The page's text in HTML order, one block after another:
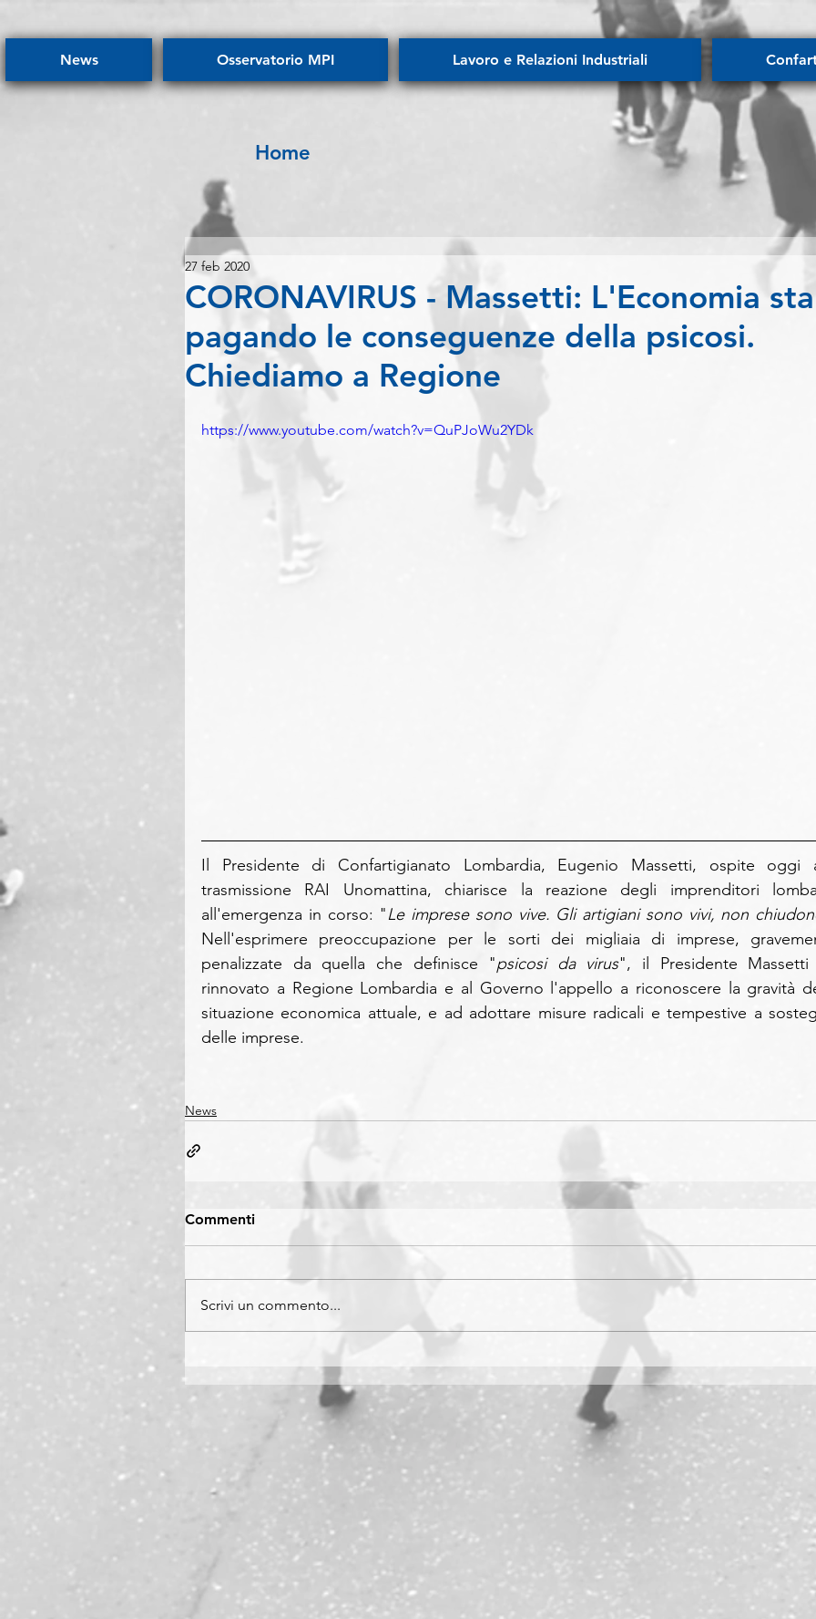
News Osservatorio MPI Lavoro e Relazioni Industriali
Home
CORONAVIRUS - Massetti: L'Economia sta
pagando le conseguenze della psicosi.
Chiediamo a Regione
27 feb 2020
https://www.youtube.com/watch?v=QuPJoWu2YDk
Il Presidente di Confartigianato Lombardia, Eugenio Massetti, ospite oggi
trasmissione RAI Unomattina, chiarisce la reazione degli imprenditori
all'emergenza in corso: "Le imprese sono vive. Gli artigiani sono vivi, non
Nell'esprimere preoccupazione per le sorti dei migliaia di imprese,
penalizzate da quella che definisce "psicosi da virus", il Presidente Massetti
rinnovato a Regione Lombardia e al Governo l'appello a riconoscere la gravità
situazione economica attuale, e ad adottare misure radicali e tempestive a
delle imprese.
News
Commenti
Scrivi un commento...